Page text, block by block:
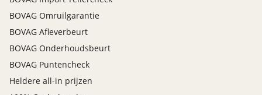
BOVAG Omruilgarantie
BOVAG Afleverbeurt
BOVAG Onderhoudsbeurt
BOVAG Puntencheck
Heldere all-in prijzen